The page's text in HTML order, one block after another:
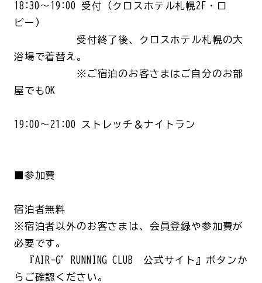
18:30～19:00 受付（クロスホテル札幌2F・ロ
ビー）
受付終了後、クロスホテル札幌の大
浴場で着替え。
※ご宿泊のお客さまはご自分のお部
屋でもOK
19:00～21:00 ストレッチ＆ナイトラン
■参加費
宿泊者無料
※宿泊者以外のお客さまは、会員登録や参加費が
必要です。
『AIR-G' RUNNING CLUB 公式サイト』ボタンか
らご確認ください。